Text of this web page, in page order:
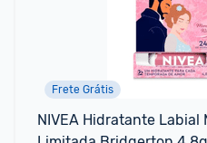
Frete Grátis
NIVEA Hidratante Labial